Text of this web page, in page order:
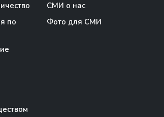
по
СМИ о нас
Фото для СМИ